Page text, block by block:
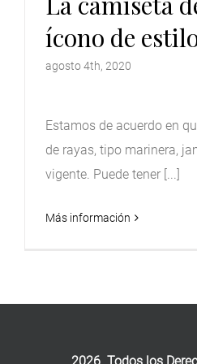
ícono de
agosto 4th, 2020
Estamos de acuerdo en
de rayas, tipo marinera,
vigente. Puede tener [...]
Más información